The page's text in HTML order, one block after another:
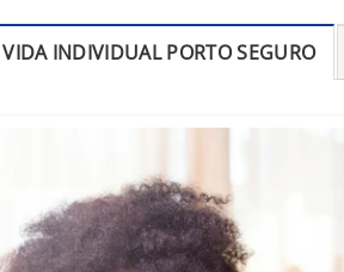
INDIVIDUAL PORTO SEGURO